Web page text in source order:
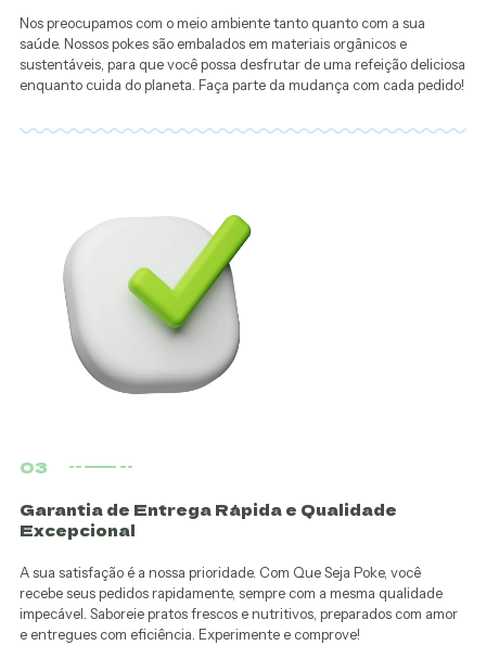
Nos preocupamos com o meio ambiente tanto quanto com a sua
saúde. Nossos pokes são embalados em materiais orgânicos e
sustentáveis, para que você possa desfrutar de uma refeição deliciosa
enquanto cuida do planeta. Faça parte da mudança com cada pedido!
03
Garantia de Entrega Rápida e Qualidade
Excepcional
A sua satisfação é a nossa prioridade. Com Que Seja Poke, você
recebe seus pedidos rapidamente, sempre com a mesma qualidade
impecável. Saboreie pratos frescos e nutritivos, preparados com amor
e entregues com eficiência. Experimente e comprove!